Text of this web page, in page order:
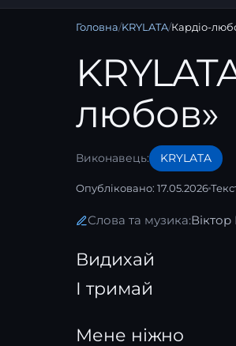
Головна/KRYLATA/Кардіо-
любов»
Виконавець: KRYLATA
Опубліковано: 17.05.2026
Слова та музика:Віктор
Видихай
І тримай
Мене ніжно